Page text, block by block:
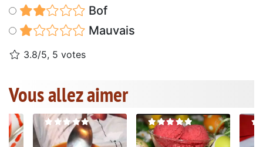
Bof
Mauvais
3.8/5, 5 votes
Vous allez aimer